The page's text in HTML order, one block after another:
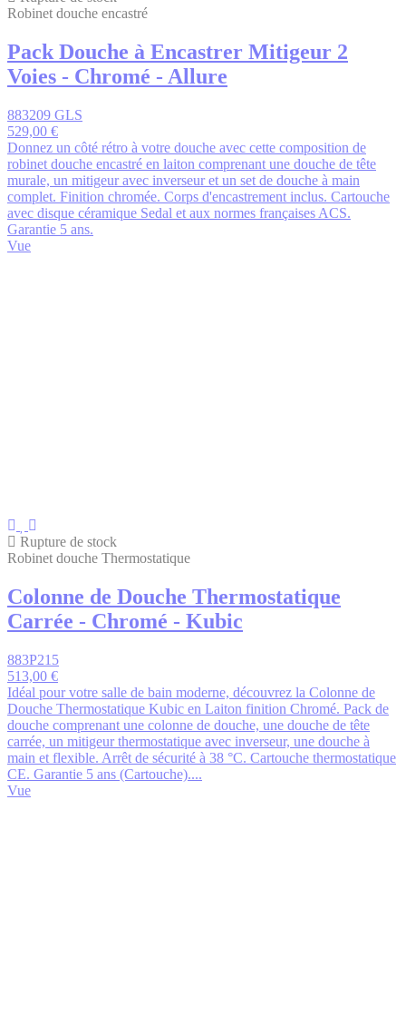
Robinet douche encastré
Pack Douche à Encastrer Mitigeur 2
Voies - Chromé - Allure
883209 GLS
529,00 €
Donnez un côté rétro à votre douche avec cette composition de
robinet douche encastré en laiton comprenant une douche de tête
murale, un mitigeur avec inverseur et un set de douche à main
complet. Finition chromée. Corps d'encastrement inclus. Cartouche
avec disque céramique Sedal et aux normes françaises ACS.
Garantie 5 ans.
Vue
Rupture de stock
Robinet douche Thermostatique
Colonne de Douche Thermostatique
Carrée - Chromé - Kubic
883P215
513,00 €
Idéal pour votre salle de bain moderne, découvrez la Colonne de
Douche Thermostatique Kubic en Laiton finition Chromé. Pack de
douche comprenant une colonne de douche, une douche de tête
carrée, un mitigeur thermostatique avec inverseur, une douche à
main et flexible. Arrêt de sécurité à 38 °C. Cartouche thermostatique
CE. Garantie 5 ans (Cartouche)....
Vue